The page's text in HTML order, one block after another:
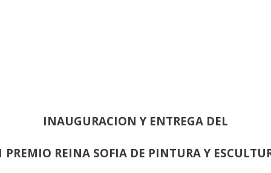
INAUGURACION Y ENTREGA DEL
PREMIO REINA SOFIA DE PINTURA Y